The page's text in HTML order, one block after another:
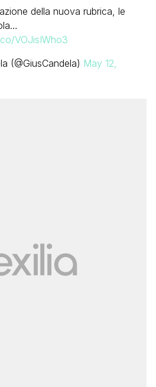
della nuova rubrica, le
VOJisIWho3
(@GiusCandela) May 12,